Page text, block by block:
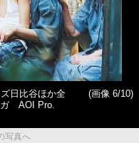
日比谷ほか全
ガ AOI Pro.
(画像 6/10)
写真へ